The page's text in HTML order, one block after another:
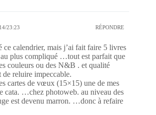
23:23 RÉPONDRE
ce calendrier, mais j’ai fait faire 5 livres
plus compliqué …tout est parfait que
couleurs ou des N&B . et qualité
de reluire impeccable.
cartes de vœux (15×15) une de mes
cata. …chez photoweb. au niveau des
est devenu marron. …donc à refaire